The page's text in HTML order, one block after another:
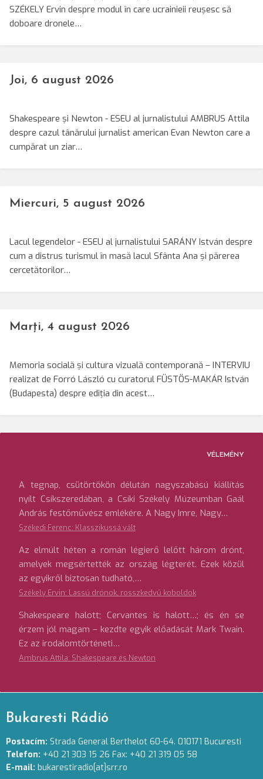
SZÉKELY Ervin despre modul în care ucrainieii reușesc să
doboare dronele…
Joi, 6 august 2026
Shakespeare și Newton - ESEU al jurnalistului AMBRUS Attila
despre cazul tânărului jurnalist american Evan Newton care a
cumpărat un ziar…
Miercuri, 5 august 2026
Lacul legendelor - ESEU al jurnalistului SARÁNY István despre
cum a distrus turismul în masă lacul Sfânta Ana și părerea
cercetătorilor…
Marți, 4 august 2026
Memoria socială și cultura vizuală contemporană – INTERVIU
realizat de Forró László cu curatorul FÜSTÖS-MAKÁR István
(Budapesta) despre ediția din acest…
VÉLEMÉNY
A tegnap, csütörtökön délután nagyszabású kiállítás
nyílt Csíkszeredában, a Csíki Székely Múzeumban Gaál
András festőművész emlékére. A Nagy Imre, Nagy…
Székedi Ferenc: Klasszikussá vált
Az elmúlt héten a román légierő lelőtt három drónt,
amelyek megsértették az ország légterét. Ezek közül
az egyikről biztosan tudható,…
Székely Ervin: Lassú drónok, rosszkedvű koboldok
Shakespeare halott; Cervantes is halott…; és én se
érzem jól magam – kezdte egyik előadását Mark Twain.
Ez az irodalomtörténeti…
Ambrus Attila: Shakespeare és Newton
Bukaresti Rádió
Postacím: Strada General Berthelot 60-64. 010171 Bucuresti
Telefon: +40 21 303 15 26 Fax: +40 21 319 05 58
E-mail: bukarestiradio[at]srr.ro